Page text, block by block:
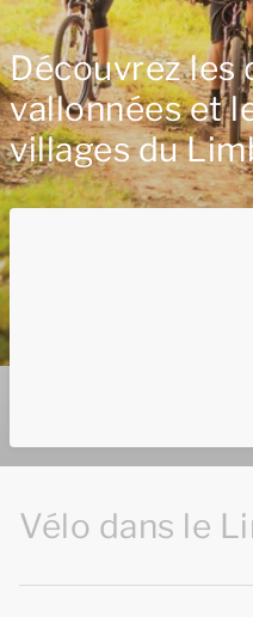
Découvrez les
vallonnées et
villages du
Vélo dans le